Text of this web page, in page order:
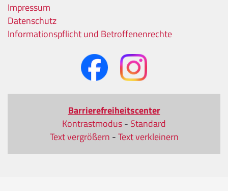
Impressum
Datenschutz
Informationspflicht und Betroffenenrechte
Barrierefreiheitscenter
Kontrastmodus- Standard
Text vergrößern -Text verkleinern